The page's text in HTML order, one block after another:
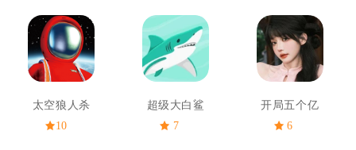
太空狼人杀
10
超级大白鲨
7
开局五个亿
6